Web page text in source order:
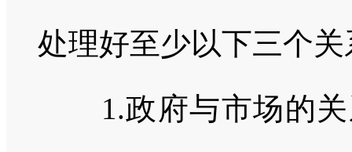
处理好至少以下三个关
1.政府与市场的关